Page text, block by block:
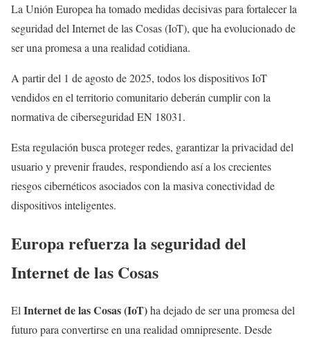
La Unión Europea ha tomado medidas decisivas para fortalecer la
seguridad del Internet de las Cosas (IoT), que ha evolucionado de
ser una promesa a una realidad cotidiana.
A partir del 1 de agosto de 2025, todos los dispositivos IoT
vendidos en el territorio comunitario deberán cumplir con la
normativa de ciberseguridad EN 18031.
Esta regulación busca proteger redes, garantizar la privacidad del
usuario y prevenir fraudes, respondiendo así a los crecientes
riesgos cibernéticos asociados con la masiva conectividad de
dispositivos inteligentes.
Europa refuerza la seguridad del
Internet de las Cosas
El Internet de las Cosas (IoT)ha dejado de ser una promesa del
futuro para convertirse en una realidad omnipresente. Desde